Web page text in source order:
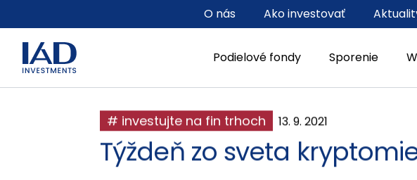
Podielové fondy Sporenie
O nás Ako investovať
# investujte na fin trhoch 13. 9. 2021
Týždeň zo sveta